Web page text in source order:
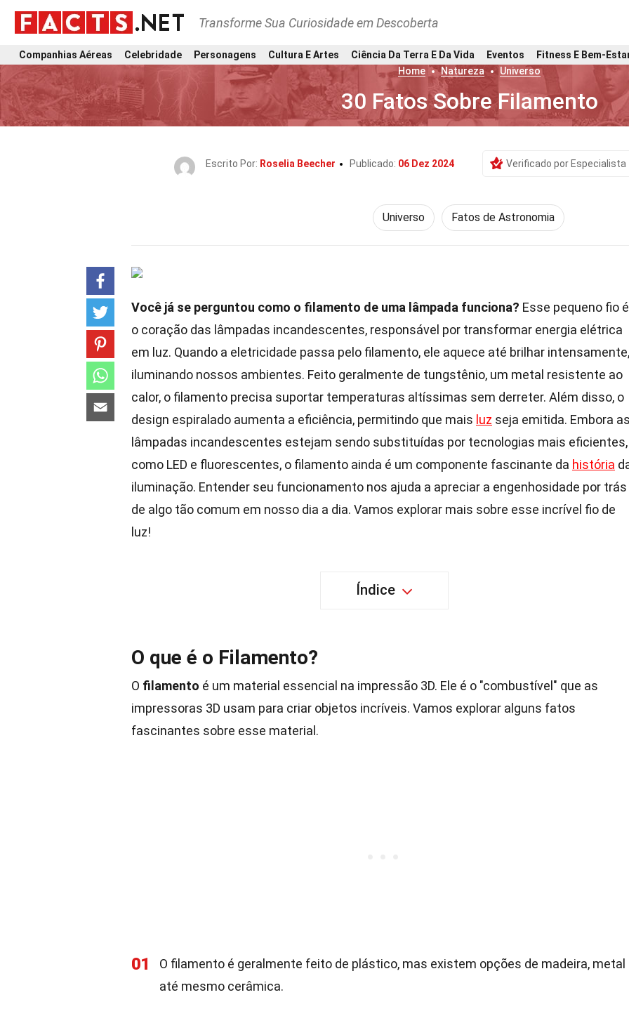
Transforme Sua Curiosidade em Descoberta
Companhias Aéreas Celebridade Personagens Cultura E Artes Ciência Da Terra E Da Vida Eventos
Fitness E Bem-
Home
Natureza Universo
30 Fatos Sobre Filamento
Escrito Por: Roselia Beecher Publicado: 06 Dez 2024 Verificado por Especialista
Universo Fatos de Astronomia
Você já se perguntou como o filamento de uma lâmpada funciona? Esse pequeno fio é
o coração das lâmpadas incandescentes, responsável por transformar energia elétrica
em luz. Quando a eletricidade passa pelo filamento, ele aquece até brilhar intensamente,
iluminando nossos ambientes. Feito geralmente de tungstênio, um metal resistente ao
calor, o filamento precisa suportar temperaturas altíssimas sem derreter. Além disso, o
design espiralado aumenta a eficiência, permitindo que mais luz seja emitida. Embora
lâmpadas incandescentes estejam sendo substituídas por tecnologias mais eficientes,
como LED e fluorescentes, o filamento ainda é um componente fascinante da história
iluminação. Entender seu funcionamento nos ajuda a apreciar a engenhosidade por trás
de algo tão comum em nosso dia a dia. Vamos explorar mais sobre esse incrível fio de
luz!
Índice
O que é o Filamento?
O filamento é um material essencial na impressão 3D. Ele é o "combustível" que as
impressoras 3D usam para criar objetos incríveis. Vamos explorar alguns fatos
fascinantes sobre esse material.
01
O filamento é geralmente feito de plástico, mas existem opções de madeira, metal
até mesmo cerâmica.